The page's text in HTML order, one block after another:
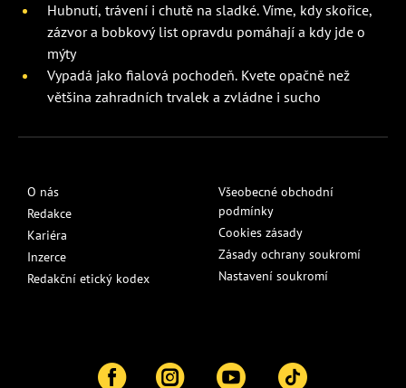
Hubnutí, trávení i chutě na sladké. Víme, kdy skořice,
zázvor a bobkový list opravdu pomáhají a kdy jde o
mýty
Vypadá jako fialová pochodeň. Kvete opačně než
většina zahradních trvalek a zvládne i sucho
O nás
Redakce
Kariéra
Inzerce
Redakční etický kodex
Všeobecné obchodní
podmínky
Cookies zásady
Zásady ochrany soukromí
Nastavení soukromí